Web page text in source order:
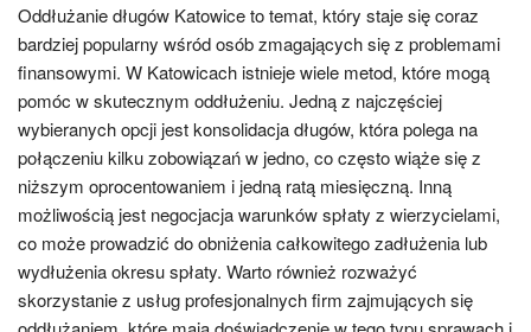
Oddłużanie długów Katowice to temat, który staje się coraz
bardziej popularny wśród osób zmagających się z problemami
finansowymi. W Katowicach istnieje wiele metod, które mogą
pomóc w skutecznym oddłużeniu. Jedną z najczęściej
wybieranych opcji jest konsolidacja długów, która polega na
połączeniu kilku zobowiązań w jedno, co często wiąże się z
niższym oprocentowaniem i jedną ratą miesięczną. Inną
możliwością jest negocjacja warunków spłaty z wierzycielami,
co może prowadzić do obniżenia całkowitego zadłużenia lub
wydłużenia okresu spłaty. Warto również rozważyć
skorzystanie z usług profesjonalnych firm zajmujących się